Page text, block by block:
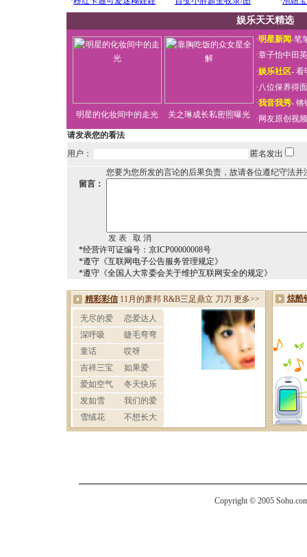
娱乐天天精选
明星的化妆间中的走光 关之琳成长私密照曝光
·明星新闻-笔
·章子怡中田
·娱乐社区- 看
·八位保养得
·我音我秀- 锵
· 网友原创视
请发表您的看法
用户：
匿名发出
您要为您所发的言论的后果负责，故请各位遵纪守法并
留言：
*经营许可证编号：京ICP00000008号
*遵守《互联网电子公告服务管理规定》
*遵守《全国人大常委会关于维护互联网安全的规定》
Copyright © 2005